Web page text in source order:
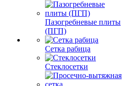
Пазогребневые плиты
(ПГП)
Сетка рабица
Стеклосетки